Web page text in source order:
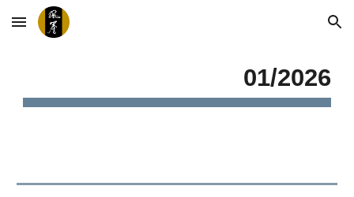
Skip to main content Skip to navigation
01/2026